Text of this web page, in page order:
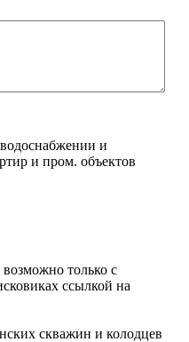
и
и пром. объектов
только с
ссылкой на
скважин и колодцев